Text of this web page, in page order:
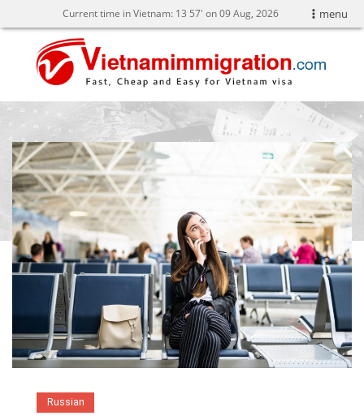
menu
Current time in Vietnam: 13 57' on 09 Aug, 2026
Russian